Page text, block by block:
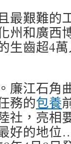
最艱難的
州和廣西
生齒超4
廉江石角
務的包養
社，亮相
好的地